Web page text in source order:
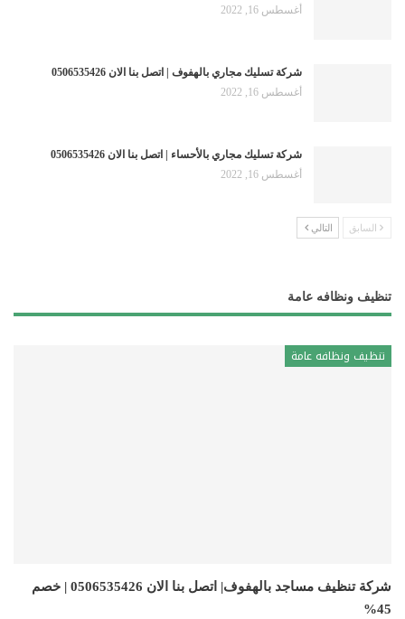
أغسطس 16, 2022
شركة تسليك مجاري بالهفوف | اتصل بنا الان 0506535426
أغسطس 16, 2022
شركة تسليك مجاري بالأحساء | اتصل بنا الان 0506535426
أغسطس 16, 2022
السابق التالي
تنظيف ونظافه عامة
تنظيف ونظافه عامة
شركة تنظيف مساجد بالهفوف| اتصل بنا الان 0506535426 | خصم
45%